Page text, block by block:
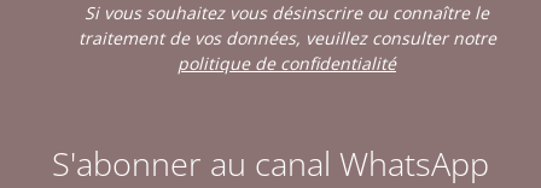
Si vous souhaitez vous désinscrire ou connaître le
traitement de vos données, veuillez consulter notre
politique de confidentialité
S'abonner au canal WhatsApp